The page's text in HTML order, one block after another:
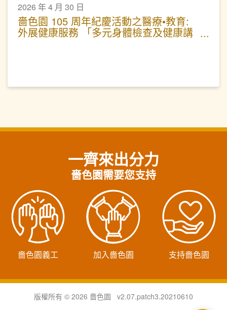
2026 年 4 月 30 日
嗇色園 105 周年紀慶活動之醫療•教育:
外展健康服務 「多元身體檢查及健康講
一齊來出分力
嗇色園需要您支持
嗇色園義工 加入嗇色園 支持嗇色園
版權所有 © 2026 嗇色園 v2.07.patch3.20210610